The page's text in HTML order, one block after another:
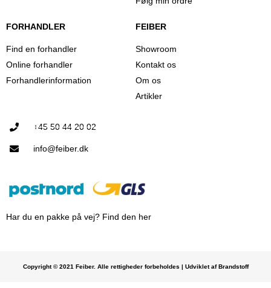
FORHANDLER
Find en forhandler
Online forhandler
Forhandlerinformation
FEIBER
Showroom
Kontakt os
Om os
Artikler
+45 50 44 20 02
info@feiber.dk
Har du en pakke på vej? Find den her
Copyright © 2021 Feiber. Alle rettigheder forbeholdes | Udviklet af Brandstoff